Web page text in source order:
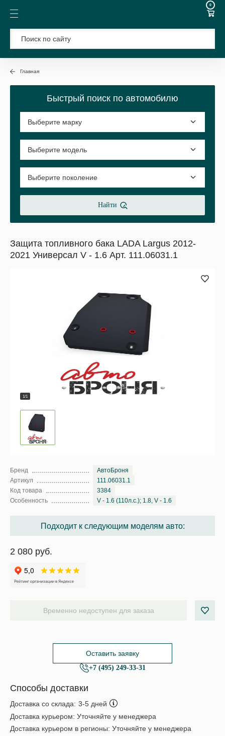
0
Главная
Быстрый поиск по автомобилю
Найти
Защита топливного бака LADA Largus 2012-
2021 Универсал V - 1.6 Арт. 111.06031.1
1/1
Бренд
АвтоБроня
Артикул
111.06031.1
Код товара
3384
Особенность
V - 1.6 (110л.с.); 1.8, V - 1.6
Подходит к следующим моделям авто:
2 080 руб.
Временно недоступен для заказа
Оставить заявку
+7 (495) 249-33-31
Способы доставки
Доставка со склада: 3-5 дней
Доставка курьером: Уточняйте у менеджера
Доставка курьером в регионы: Уточняйте у менеджера